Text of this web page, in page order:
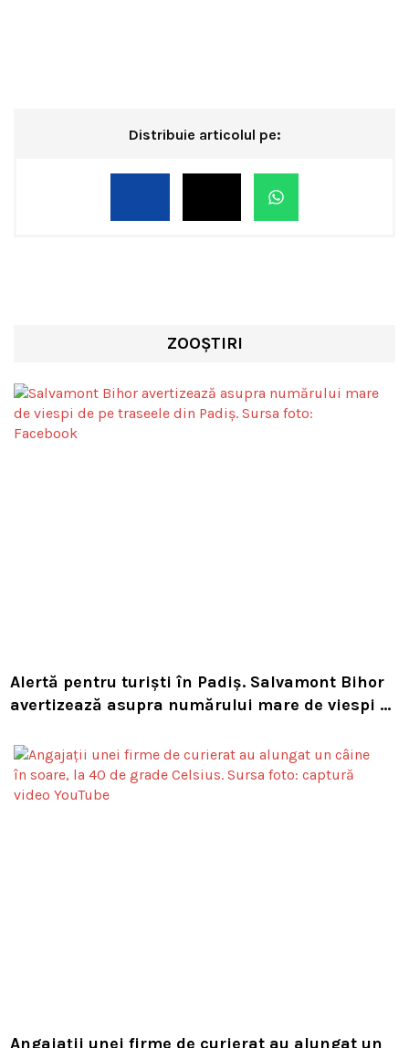
Distribuie articolul pe:
ZOOȘTIRI
Alertă pentru turiști în Padiș. Salvamont Bihor
avertizează asupra numărului mare de viespi de
Angajații unei firme de curierat au alungat un